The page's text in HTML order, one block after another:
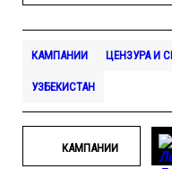
КАМПАНИИ ЦЕНЗУРА И
УЗБЕКИСТАН
КАМПАНИИ